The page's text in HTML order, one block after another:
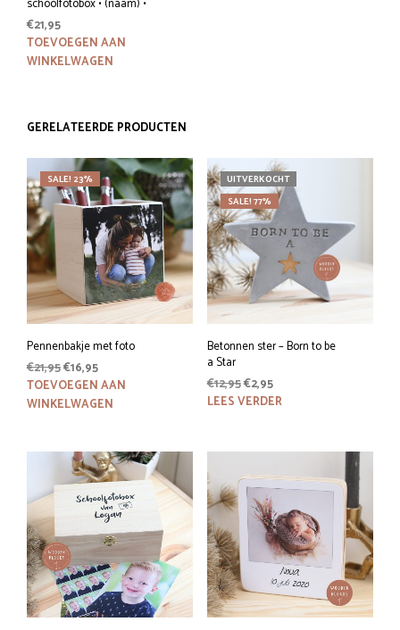
schoolfotobox • (naam) •
€21,95
TOEVOEGEN AAN
WINKELWAGEN
GERELATEERDE PRODUCTEN
SALE! 23%
Pennenbakje met foto
€21,95Oorspronkelijke
prijs
was:
€16,95Huidige
prijs
is:
TOEVOEGEN AAN
WINKELWAGEN
UITVERKOCHT
SALE! 77%
Betonnen ster – Born to be
a Star
€12,95Oorspronkelijke
prijs
€2,95Huidige
prijs
LEES VERDER